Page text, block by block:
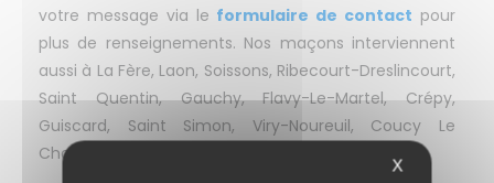
votre message via le formulaire de contact pour
plus de renseignements. Nos maçons interviennent
aussi à La Fère, Laon, Soissons, Ribecourt-Dreslincourt,
Saint Quentin, Gauchy, Flavy-Le-Martel, Crépy,
Guiscard, Saint Simon, Viry-Noureuil, Coucy Le
Chateau, Roye et Saint Gobain.
X